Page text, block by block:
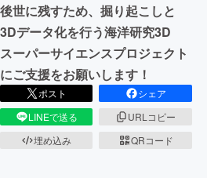
後世に残すため、掘り起こしと
3Dデータ化を行う海洋研究3D
スーパーサイエンスプロジェクト
にご支援をお願いします！
ポスト
シェア
LINEで送る
URLコピー
埋め込み
QRコード